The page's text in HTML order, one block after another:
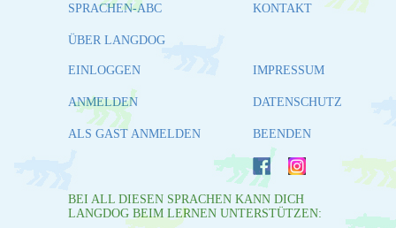
SPRACHEN-ABC
ÜBER LANGDOG
KONTAKT
EINLOGGEN
ANMELDEN
ALS GAST ANMELDEN
IMPRESSUM
DATENSCHUTZ
BEENDEN
BEI ALL DIESEN SPRACHEN KANN DICH
LANGDOG BEIM LERNEN UNTERSTÜTZEN: